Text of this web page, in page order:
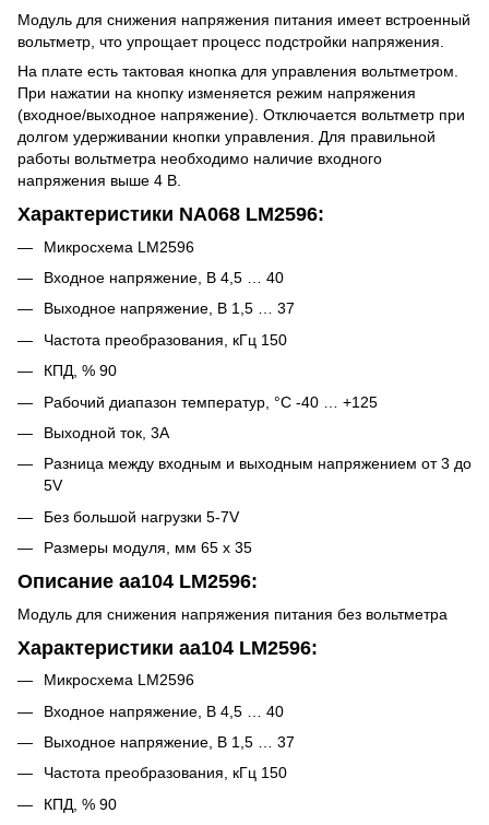
Модуль для снижения напряжения питания имеет встроенный
вольтметр, что упрощает процесс подстройки напряжения.
На плате есть тактовая кнопка для управления вольтметром.
При нажатии на кнопку изменяется режим напряжения
(входное/выходное напряжение). Отключается вольтметр при
долгом удерживании кнопки управления. Для правильной
работы вольтметра необходимо наличие входного
напряжения выше 4 В.
Характеристики NA068 LM2596:
Микросхема LM2596
Входное напряжение, В 4,5 … 40
Выходное напряжение, В 1,5 … 37
Частота преобразования, кГц 150
КПД, % 90
Рабочий диапазон температур, °C -40 … +125
Выходной ток, 3А
Разница между входным и выходным напряжением от 3 до
5V
Без большой нагрузки 5-7V
Размеры модуля, мм 65 х 35
Описание aa104 LM2596:
Модуль для снижения напряжения питания без вольтметра
Характеристики aa104 LM2596:
Микросхема LM2596
Входное напряжение, В 4,5 … 40
Выходное напряжение, В 1,5 … 37
Частота преобразования, кГц 150
КПД, % 90